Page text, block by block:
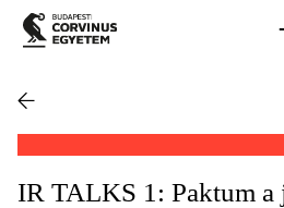
IR TALKS 1: Paktum a